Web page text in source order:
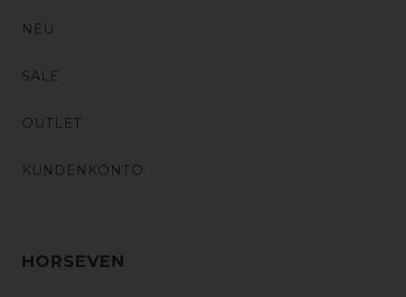
NEU
SALE
OUTLET
KUNDENKONTO
HORSEVEN